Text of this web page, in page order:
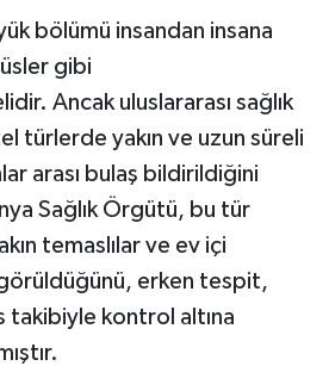
bölümü insandan insana
gibi
Ancak uluslararası sağlık
türlerde yakın ve uzun süreli
arası bulaş bildirildiğini
Sağlık Örgütü, bu tür
temaslılar ve ev içi
erken tespit,
takibiyle kontrol altına